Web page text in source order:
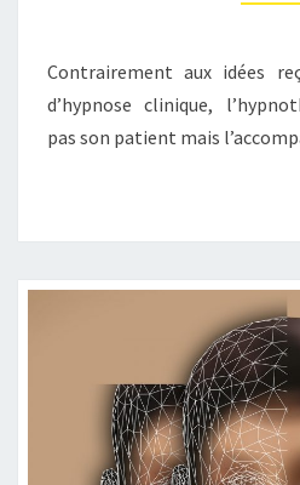
Contrairement aux idées
d’hypnose clinique,
pas son patient mais